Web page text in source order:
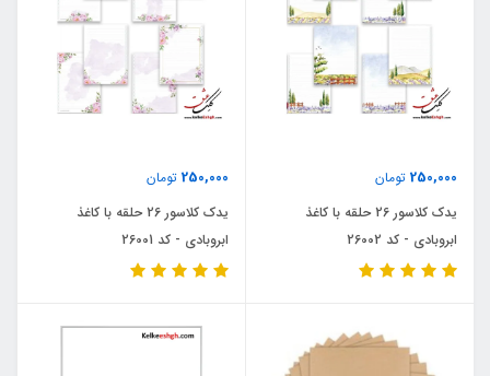
250,000 تومان
یدک کلاسور 26 حلقه با کاغذ
ابروبادی - کد 26002
250,000 تومان
یدک کلاسور 26 حلقه با کاغذ
ابروبادی - کد 26001